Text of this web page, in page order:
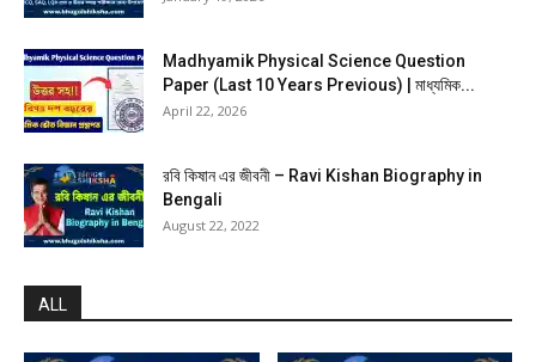
Madhyamik Physical Science Question
Paper (Last 10 Years Previous) | মাধ্যমিক...
April 22, 2026
রবি কিষান এর জীবনী – Ravi Kishan Biography in
Bengali
August 22, 2022
ALL